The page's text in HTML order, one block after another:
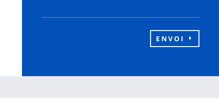
ENVOI